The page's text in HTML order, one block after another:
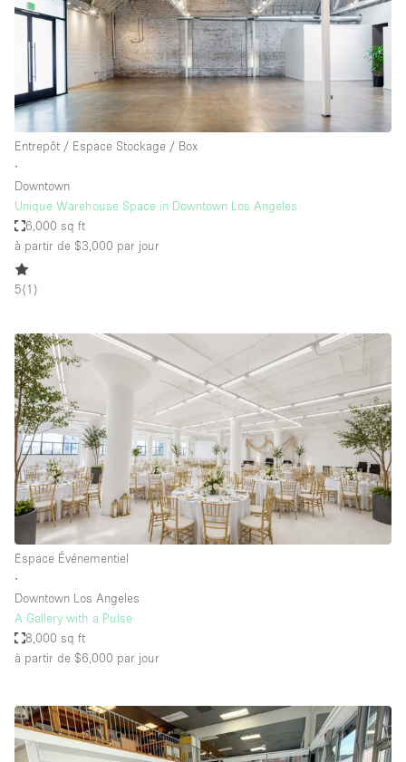
Entrepôt / Espace Stockage / Box
∙
Downtown
Unique Warehouse Space in Downtown Los Angeles
6,000 sq ft
à partir de $3,000 par jour
5(1 )
Espace Événementiel
∙
Downtown Los Angeles
A Gallery with a Pulse
8,000 sq ft
à partir de $6,000 par jour